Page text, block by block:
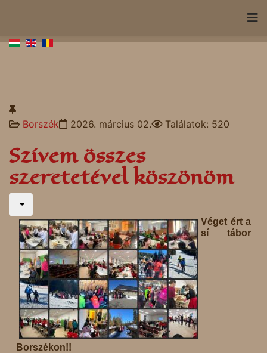
Borszék 2026. március 02. Találatok: 520
Szívem összes
szeretetével köszönöm
Véget ért a
sí tábor
Borszékon!!